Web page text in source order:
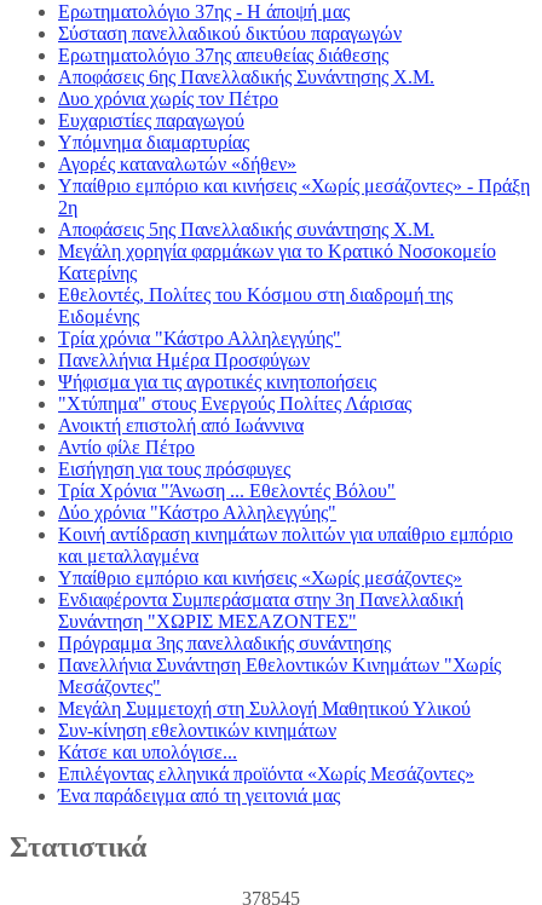
Ερωτηματολόγιο 37ης - Η άποψή μας
Σύσταση πανελλαδικού δικτύου παραγωγών
Ερωτηματολόγιο 37ης απευθείας διάθεσης
Αποφάσεις 6ης Πανελλαδικής Συνάντησης Χ.Μ.
Δυο χρόνια χωρίς τον Πέτρο
Ευχαριστίες παραγωγού
Υπόμνημα διαμαρτυρίας
Αγορές καταναλωτών «δήθεν»
Υπαίθριο εμπόριο και κινήσεις «Χωρίς μεσάζοντες» - Πράξη
2η
Αποφάσεις 5ης Πανελλαδικής συνάντησης Χ.Μ.
Μεγάλη χορηγία φαρμάκων για το Κρατικό Νοσοκομείο
Κατερίνης
Εθελοντές, Πολίτες του Κόσμου στη διαδρομή της
Ειδομένης
Τρία χρόνια "Κάστρο Αλληλεγγύης"
Πανελλήνια Ημέρα Προσφύγων
Ψήφισμα για τις αγροτικές κινητοποήσεις
"Χτύπημα" στους Ενεργούς Πολίτες Λάρισας
Ανοικτή επιστολή από Ιωάννινα
Αντίο φίλε Πέτρο
Εισήγηση για τους πρόσφυγες
Τρία Χρόνια "Άνωση ... Εθελοντές Βόλου"
Δύο χρόνια "Κάστρο Αλληλεγγύης"
Κοινή αντίδραση κινημάτων πολιτών για υπαίθριο εμπόριο
και μεταλλαγμένα
Υπαίθριο εμπόριο και κινήσεις «Χωρίς μεσάζοντες»
Ενδιαφέροντα Συμπεράσματα στην 3η Πανελλαδική
Συνάντηση "ΧΩΡΙΣ ΜΕΣΑΖΟΝΤΕΣ"
Πρόγραμμα 3ης πανελλαδικής συνάντησης
Πανελλήνια Συνάντηση Εθελοντικών Κινημάτων "Χωρίς
Μεσάζοντες"
Μεγάλη Συμμετοχή στη Συλλογή Μαθητικού Υλικού
Συν-κίνηση εθελοντικών κινημάτων
Κάτσε και υπολόγισε...
Επιλέγοντας ελληνικά προϊόντα «Χωρίς Μεσάζοντες»
Ένα παράδειγμα από τη γειτονιά μας
Στατιστικά
378545